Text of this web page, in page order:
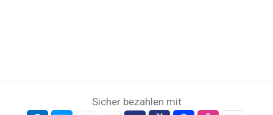
Sicher bezahlen mit